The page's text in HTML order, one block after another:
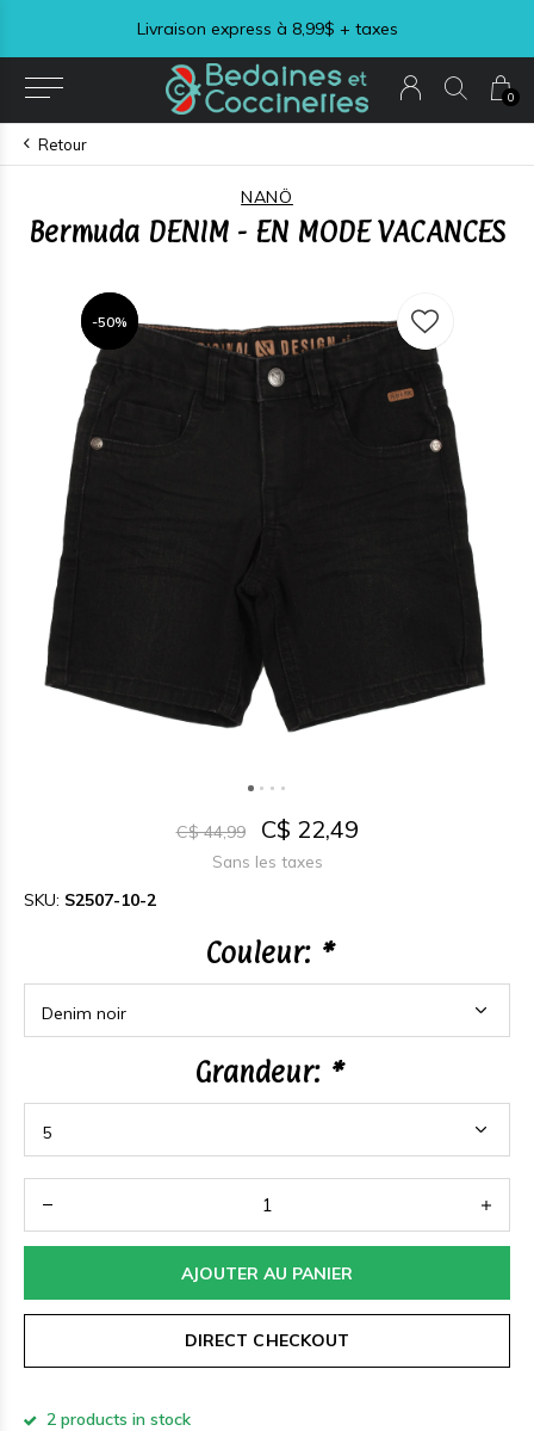
0
Visitez notre section
Retour
NANÖ
Bermuda DENIM - EN MODE VACANCES
-50%
-50%
C$ 44,99 C$ 22,49
Sans les taxes
SKU: S2507-10-2
Couleur: *
Grandeur: *
AJOUTER AU PANIER
DIRECT CHECKOUT
2 products in stock